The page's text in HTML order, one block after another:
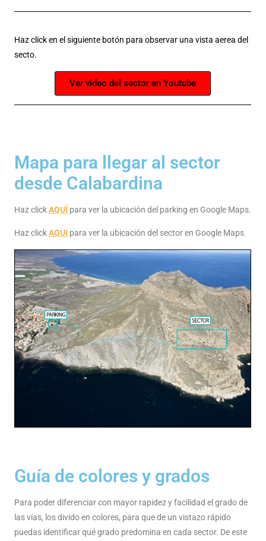
Haz click en el siguiente botón para observar una vista aerea del
secto.
Ver video del sector en Youtube
Mapa para llegar al sector
desde Calabardina
Haz clickAQUÍ para ver la ubicación del parking en Google Maps.
Haz clickAQUI para ver la ubicación del sector en Google Maps.
Guía de colores y grados
Para poder diferenciar con mayor rapidez y facilidad el grado de
las vías, los divido en colores, para que de un vistazo rápido
puedas identificar qué grado predomina en cada sector. De este